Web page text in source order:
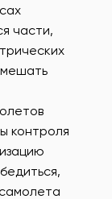
части,
контроля